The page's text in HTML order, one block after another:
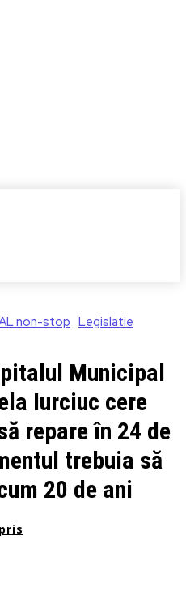
non-stop Legislatie
Municipal
Iurciuc cere
repare în 24 de
trebuia să
20 de ani